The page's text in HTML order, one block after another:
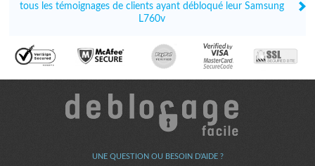
tous les témoignages de clients ayant débloqué leur Samsung
L760v
UNE QUESTION OU BESOIN D'AIDE ?